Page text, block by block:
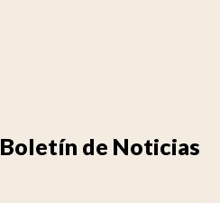
Boletín de Noticias